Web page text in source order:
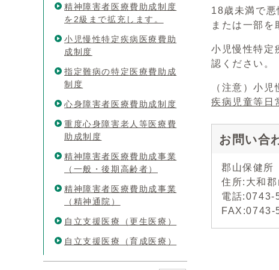
18歳未満で
または一部を
小児慢性特定
認ください。
（注意）小
疾病児童等日
お問い合
郡山保健所
住所:大和
電話:0743-
FAX:0743-
精神障害者医療費助成制度
を2級まで拡充します。
小児慢性特定疾病医療費助
成制度
指定難病の特定医療費助成
制度
心身障害者医療費助成制度
重度心身障害老人等医療費
助成制度
精神障害者医療費助成事業
（一般・後期高齢者）
精神障害者医療費助成事業
（精神通院）
自立支援医療（更生医療）
自立支援医療（育成医療）